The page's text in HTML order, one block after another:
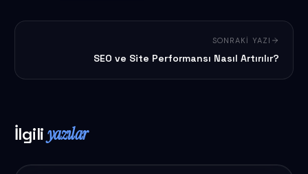
SONRAKI YAZI
SEO ve Site Performansı Nasıl Artırılır?
İlgiliyazılar